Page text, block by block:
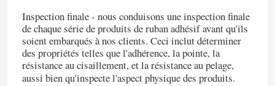
Inspection finale - nous conduisons une inspection finale
de chaque série de produits de ruban adhésif avant qu'ils
soient embarqués à nos clients. Ceci inclut déterminer
des propriétés telles que l'adhérence, la pointe, la
résistance au cisaillement, et la résistance au pelage,
aussi bien qu'inspecte l'aspect physique des produits.